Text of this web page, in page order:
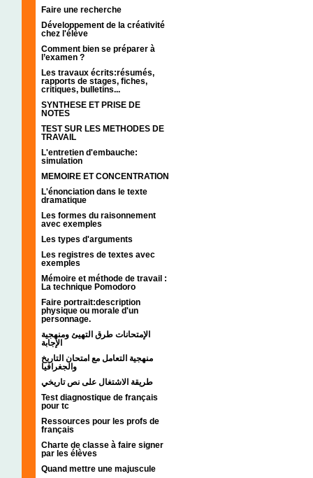
Faire une recherche
Développement de la créativité
chez l'élève
Comment bien se préparer à
l’examen ?
Les travaux écrits:résumés,
rapports de stages, fiches,
critiques, bulletins...
SYNTHESE ET PRISE DE
NOTES
TEST SUR LES METHODES DE
TRAVAIL
L'entretien d'embauche:
simulation
MEMOIRE ET CONCENTRATION
L'énonciation dans le texte
dramatique
Les formes du raisonnement
avec exemples
Les types d'arguments
Les registres de textes avec
exemples
Mémoire et méthode de travail :
La technique Pomodoro
Faire portrait:description
physique ou morale d'un
personnage.
الإمتحانات طرق التهيئ ومنهجية
الإجابة
منهجية التعامل مع امتحان التاريخ
والجغرافيا
طريقة الاشتغال على نص تاريخي
Test diagnostique de français
pour tc
Ressources pour les profs de
français
Charte de classe à faire signer
par les élèves
Quand mettre une majuscule